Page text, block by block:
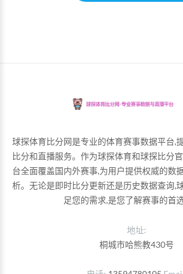
球探体育比分网是专业的体育赛事数据平台,
比分和直播服务。作为球探体育和球探比分
台全面覆盖国内外赛事,为用户提供权威的数
析。无论是即时比分更新还是历史数据查询,
足您的需求,是您了解赛事的首选
地址:
桐城市哈熊教430号